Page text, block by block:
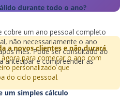
durante todo o ano?
cobre um ano pessoal completo
não necessariamente o ano
mês. Pode ser consultado ao
antecipar e compreender as
um simples cálculo
a novos clientes e não durará
para começar o ano com
personalizado que
do ciclo pessoal.